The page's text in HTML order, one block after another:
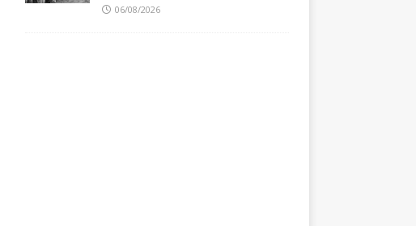
06/08/2026